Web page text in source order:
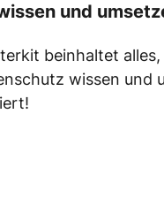
und
beinhaltet
wissen und